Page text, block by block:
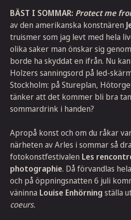
BÄST I SOMMAR: Protect me
av den amerikanska konstnären
truismer som jag levt med hela
olika saker man önskar sig
borde ha skyddat en ifrån. Nu
Holzers sanningsord på led-
Stockholm: på Stureplan,
tänker att det kommer bli bra
sommardrink i handen?
Apropå konst och om du råkar
närheten av Arles i sommar så
fotokonstfestivalen Les
photographie. Då förvandlas
och på öppningsnatten 6 juli
väninna Louise Enhörning ställa
coeurs.